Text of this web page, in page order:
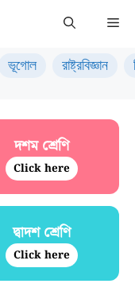
ভূগোল রাষ্ট্রবিজ্ঞান
দশম শ্রেণি
Click here
দ্বাদশ শ্রেণি
Click here